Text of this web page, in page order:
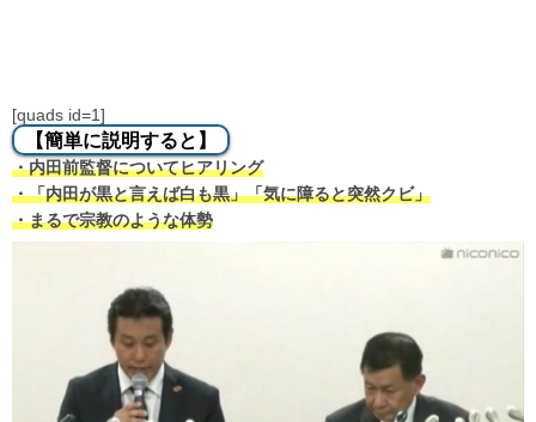
[quads id=1]
【簡単に説明すると】
・内田前監督についてヒアリング
・「内田が黒と言えば白も黒」「気に障ると突然クビ」
・まるで宗教のような体勢